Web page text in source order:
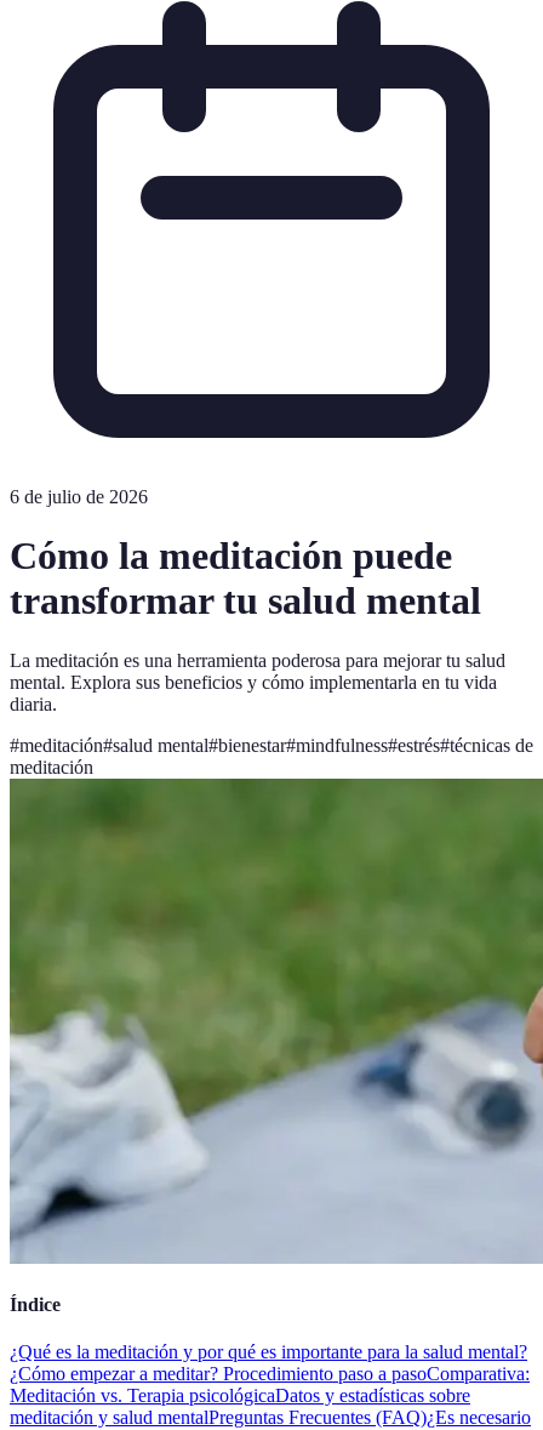
6 de julio de 2026
Cómo la meditación puede
transformar tu salud mental
La meditación es una herramienta poderosa para mejorar tu salud
mental. Explora sus beneficios y cómo implementarla en tu vida
diaria.
#meditación#salud mental#bienestar#mindfulness#estrés#técnicas de
meditación
Índice
¿Qué es la meditación y por qué es importante para la salud mental?
¿Cómo empezar a meditar? Procedimiento paso a pasoComparativa:
Meditación vs. Terapia psicológicaDatos y estadísticas sobre
meditación y salud mentalPreguntas Frecuentes (FAQ)¿Es necesario